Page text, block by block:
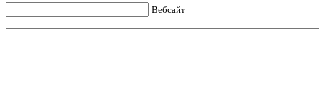
Вебсайт